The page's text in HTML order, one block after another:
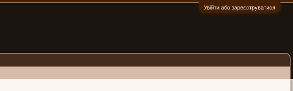
Увійти або зареєструватися